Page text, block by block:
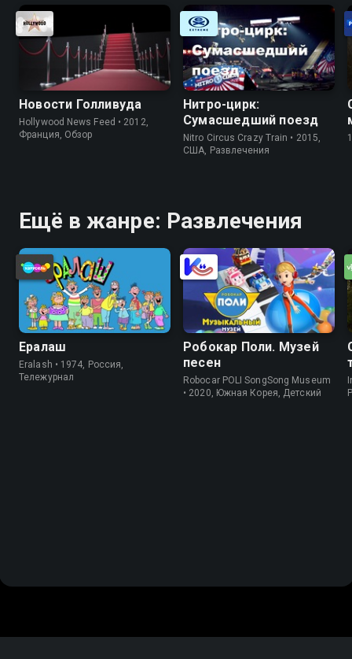
Новости Голливуда
Hollywood News Feed • 2012,
Франция, Обзор
Нитро-цирк:
Сумасшедший поезд
Nitro Circus Crazy Train • 2015,
США, Развлечения
Ещё в жанре: Развлечения
Ералаш
Eralash • 1974, Россия,
Тележурнал
Робокар Поли. Музей
песен
Robocar POLI SongSong Museum
• 2020, Южная Корея, Детский